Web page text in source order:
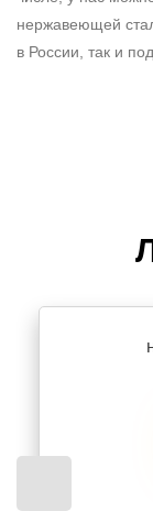
нержавеющей
в России, так и